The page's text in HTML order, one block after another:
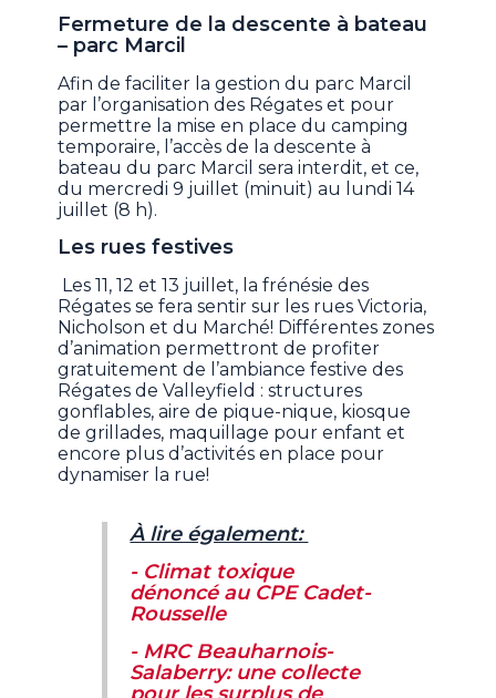
Fermeture de la descente à bateau
– parc Marcil
Afin de faciliter la gestion du parc Marcil
par l’organisation des Régates et pour
permettre la mise en place du camping
temporaire, l’accès de la descente à
bateau du parc Marcil sera interdit, et ce,
du mercredi 9 juillet (minuit) au lundi 14
juillet (8 h).
Les rues festives
Les 11, 12 et 13 juillet, la frénésie des
Régates se fera sentir sur les rues Victoria,
Nicholson et du Marché! Différentes zones
d’animation permettront de profiter
gratuitement de l’ambiance festive des
Régates de Valleyfield : structures
gonflables, aire de pique-nique, kiosque
de grillades, maquillage pour enfant et
encore plus d’activités en place pour
dynamiser la rue!
À lire également:
- Climat toxique
dénoncé au CPE Cadet-
Rousselle
- MRC Beauharnois-
Salaberry: une collecte